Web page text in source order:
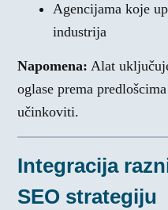
Agencijama koje
industrija
Napomena: Alat
oglase prema
učinkoviti.
Integracija
SEO strategiju